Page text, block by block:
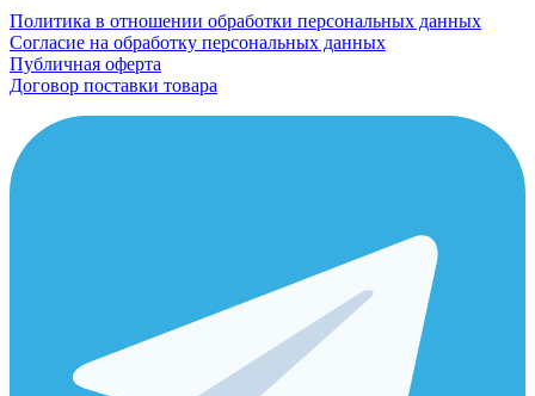
Политика в отношении обработки персональных данных
Согласие на обработку персональных данных
Публичная оферта
Договор поставки товара